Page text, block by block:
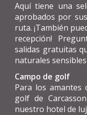
Aquí tiene una
aprobados por
ruta. ¡También
recepción!
salidas gratuitas
naturales
Campo de golf
Para los amantes
golf de
nuestro hotel de